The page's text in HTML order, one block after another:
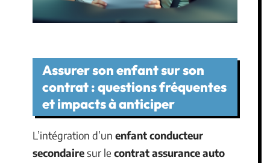
Assurer son enfant sur son
contrat : questions fréquentes
et impacts à anticiper
L’intégration d’un enfant conducteur
secondairesur le contrat assurance auto